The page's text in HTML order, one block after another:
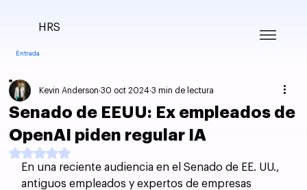
Entrada
HRS
Senado de EEUU: Ex empleados de
OpenAI piden regular IA
Kevin Anderson 30 oct 2024 3 min de lectura
Obtuvo NaN de 5 estrellas.
En una reciente audiencia en el Senado de EE. UU.,
antiguos empleados y expertos de empresas